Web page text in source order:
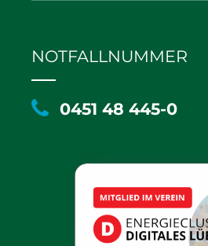
NOTFALLNUMMER
0451 48 445-0